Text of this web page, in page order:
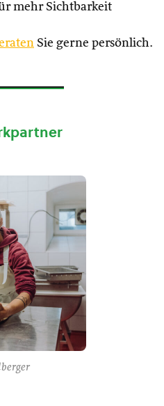
mehr Sichtbarkeit
Sie gerne persönlich.